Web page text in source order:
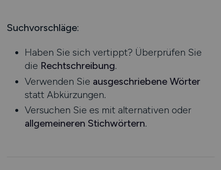
Schienen- / Straßen- / Luft- / Seefracht
Supply Chain Management
Vertrieb / Verkauf / Handel
Zoll / Behörden
Sonstige
Mecklenburg-Vorpommern
Nordrhein-Westfalen
Rheinland-Pfalz
Saarland
Sachsen
Sachsen-Anhalt
Schleswig-Holstein
Suchvorschläge:
Haben Sie sich vertippt? Überprüfen Sie
die Rechtschreibung.
Verwenden Sie ausgeschriebene Wörter
statt Abkürzungen.
Versuchen Sie es mit alternativen oder
allgemeineren Stichwörtern.